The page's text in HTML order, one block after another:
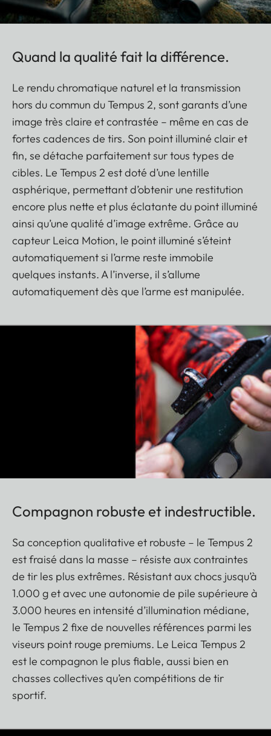
Quand la qualité fait la différence.
Le rendu chromatique naturel et la transmission
hors du commun du Tempus 2, sont garants d’une
image très claire et contrastée – même en cas de
fortes cadences de tirs. Son point illuminé clair et
fin, se détache parfaitement sur tous types de
cibles. Le Tempus 2 est doté d’une lentille
asphérique, permettant d’obtenir une restitution
encore plus nette et plus éclatante du point illuminé
ainsi qu’une qualité d’image extrême. Grâce au
capteur Leica Motion, le point illuminé s’éteint
automatiquement si l’arme reste immobile
quelques instants. A l’inverse, il s’allume
automatiquement dès que l’arme est manipulée.
Compagnon robuste et indestructible.
Sa conception qualitative et robuste – le Tempus 2
est fraisé dans la masse – résiste aux contraintes
de tir les plus extrêmes. Résistant aux chocs jusqu’à
1.000 g et avec une autonomie de pile supérieure à
3.000 heures en intensité d’illumination médiane,
le Tempus 2 fixe de nouvelles références parmi les
viseurs point rouge premiums. Le Leica Tempus 2
est le compagnon le plus fiable, aussi bien en
chasses collectives qu’en compétitions de tir
sportif.